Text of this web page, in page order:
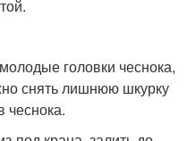
головки чеснока,
снять лишнюю шкурку
чеснока.